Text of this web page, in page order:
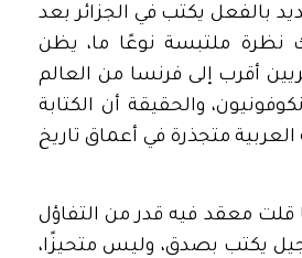
بالفعل يكتب في الجزائر بعد
نظرة ملتبسة نوعًا ما، يظن
أقرب إلى فرنسا من العالم
والحقيقة أن الكتابة
العربية متجذرة في أعماق تاريخ
معقد فيه قدر من التفاؤل
جيل يكتب بصدق، وليس متحيزًا،